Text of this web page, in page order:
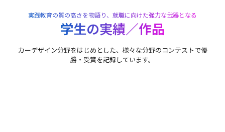
実践教育の質の高さを物語り、就職に向けた強力な武器となる
学生の実績／作品
カーデザイン分野をはじめとした、様々な分野のコンテストで優
勝・受賞を記録しています。